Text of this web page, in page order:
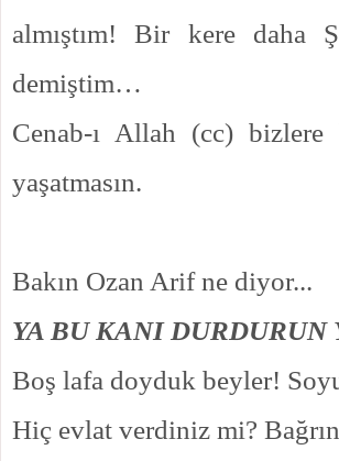
almıştım! Bir kere daha
demiştim…
Cenab-ı Allah (cc)
yaşatmasın.
Bakın Ozan Arif ne diyor...
YA BU KANI
Boş lafa doyduk beyler!
Hiç evlat verdiniz mi?